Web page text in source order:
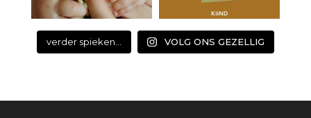
verder spieken... VOLG ONS GEZELLIG